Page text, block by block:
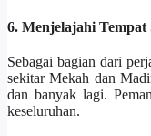
6. Menjelajahi Tempat
Sebagai bagian dari
sekitar Mekah dan
dan banyak lagi.
keseluruhan.